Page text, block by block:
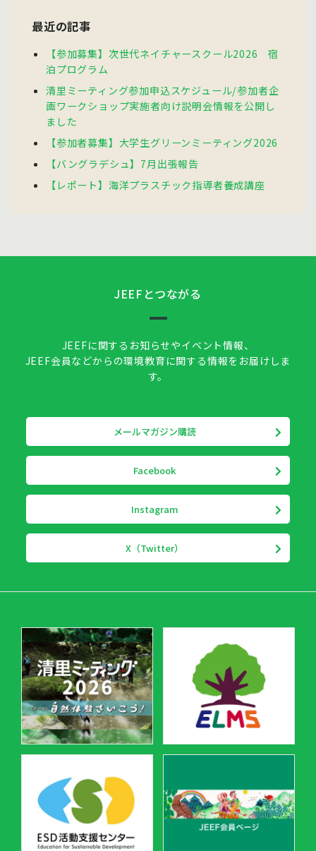
最近の記事
【参加募集】次世代ネイチャースクール2026 宿
泊プログラム
清里ミーティング参加申込スケジュール/参加者企
画ワークショップ実施者向け説明会情報を公開し
ました
【参加者募集】大学生グリーンミーティング2026
【バングラデシュ】7月出張報告
【レポート】海洋プラスチック指導者養成講座
JEEFとつながる
JEEFに関するお知らせやイベント情報、
JEEF会員などからの環境教育に関する情報をお届けしま
す。
メールマガジン購読
Facebook
Instagram
X（Twitter）